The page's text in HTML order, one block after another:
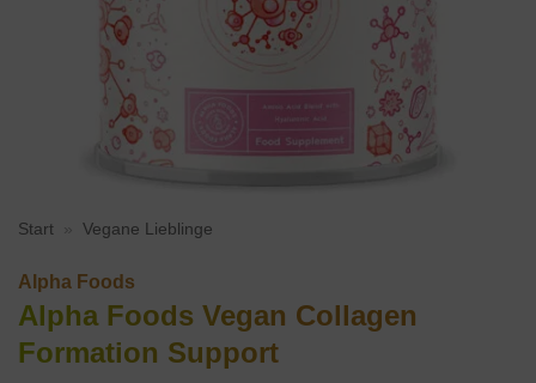
Start Vegane Lieblinge
Alpha Foods
Alpha Foods Vegan Collagen
Formation Support